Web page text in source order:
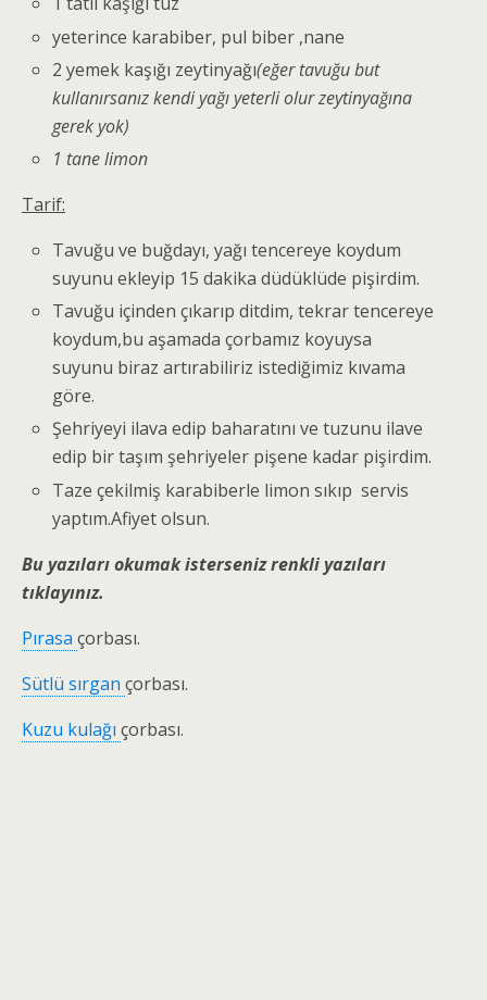
yeterince karabiber, pul biber ,nane
2 yemek kaşığı zeytinyağı(eğer tavuğu but
kullanırsanız kendi yağı yeterli olur zeytinyağına
gerek yok)
1 tane limon
Tarif:
Tavuğu ve buğdayı, yağı tencereye koydum
suyunu ekleyip 15 dakika düdüklüde pişirdim.
Tavuğu içinden çıkarıp ditdim, tekrar tencereye
koydum,bu aşamada çorbamız koyuysa
suyunu biraz artırabiliriz istediğimiz kıvama
göre.
Şehriyeyi ilava edip baharatını ve tuzunu ilave
edip bir taşım şehriyeler pişene kadar pişirdim.
Taze çekilmiş karabiberle limon sıkıp servis
yaptım.Afiyet olsun.
Bu yazıları okumak isterseniz renkli yazıları
tıklayınız.
Pırasa çorbası.
Sütlü sırgan çorbası.
Kuzu kulağı çorbası.